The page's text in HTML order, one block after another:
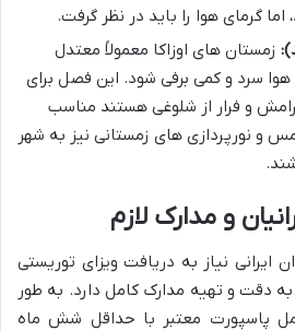
گرمای هوا را باید در نظر گرفت.
زمستان های اوزاکا معمولاً معتدل
سرد و کمی برفی شود. این فصل برای
و فرار از شلوغی هستند مناسب
و نورپردازی های زمستانی نیز به شهر
و مدارک لازم
ایرانی نیاز به دریافت ویزای توریستی
به دقت و تهیه مدارک کامل دارد. به طور
پاسپورت معتبر با حداقل شش ماه